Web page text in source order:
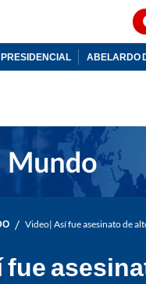
ABELARDO
/ Video| Así fue asesinato de
fue